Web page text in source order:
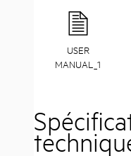
USER
MANUAL_1